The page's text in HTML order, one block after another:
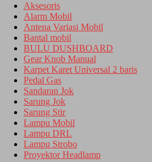
Aksesoris
Alarm Mobil
Antena Variasi Mobil
Bantal mobil
BULU DUSHBOARD
Gear Knob Manual
Karpet Karet Universal 2 baris
Pedal Gas
Sandaran Jok
Sarung Jok
Sarung Stir
Lampu Mobil
Lampu DRL
Lampu Strobo
Proyektor Headlamp